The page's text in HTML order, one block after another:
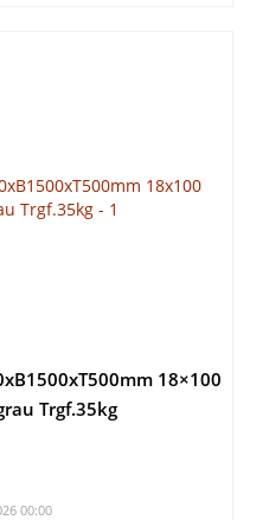
18×100
Trgf.35kg
00:00